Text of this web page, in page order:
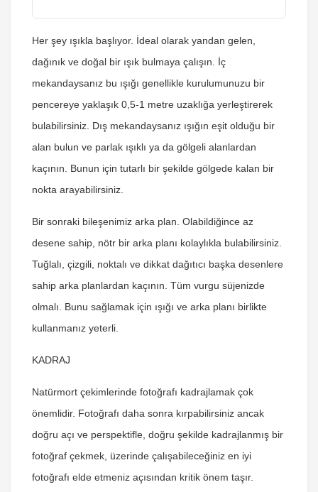
Her şey ışıkla başlıyor. İdeal olarak yandan gelen,
dağınık ve doğal bir ışık bulmaya çalışın. İç
mekandaysanız bu ışığı genellikle kurulumunuzu bir
pencereye yaklaşık 0,5-1 metre uzaklığa yerleştirerek
bulabilirsiniz. Dış mekandaysanız ışığın eşit olduğu bir
alan bulun ve parlak ışıklı ya da gölgeli alanlardan
kaçının. Bunun için tutarlı bir şekilde gölgede kalan bir
nokta arayabilirsiniz.
Bir sonraki bileşenimiz arka plan. Olabildiğince az
desene sahip, nötr bir arka planı kolaylıkla bulabilirsiniz.
Tuğlalı, çizgili, noktalı ve dikkat dağıtıcı başka desenlere
sahip arka planlardan kaçının. Tüm vurgu süjenizde
olmalı. Bunu sağlamak için ışığı ve arka planı birlikte
kullanmanız yeterli.
KADRAJ
Natürmort çekimlerinde fotoğrafı kadrajlamak çok
önemlidir. Fotoğrafı daha sonra kırpabilirsiniz ancak
doğru açı ve perspektifle, doğru şekilde kadrajlanmış bir
fotoğraf çekmek, üzerinde çalışabileceğiniz en iyi
fotoğrafı elde etmeniz açısından kritik önem taşır.